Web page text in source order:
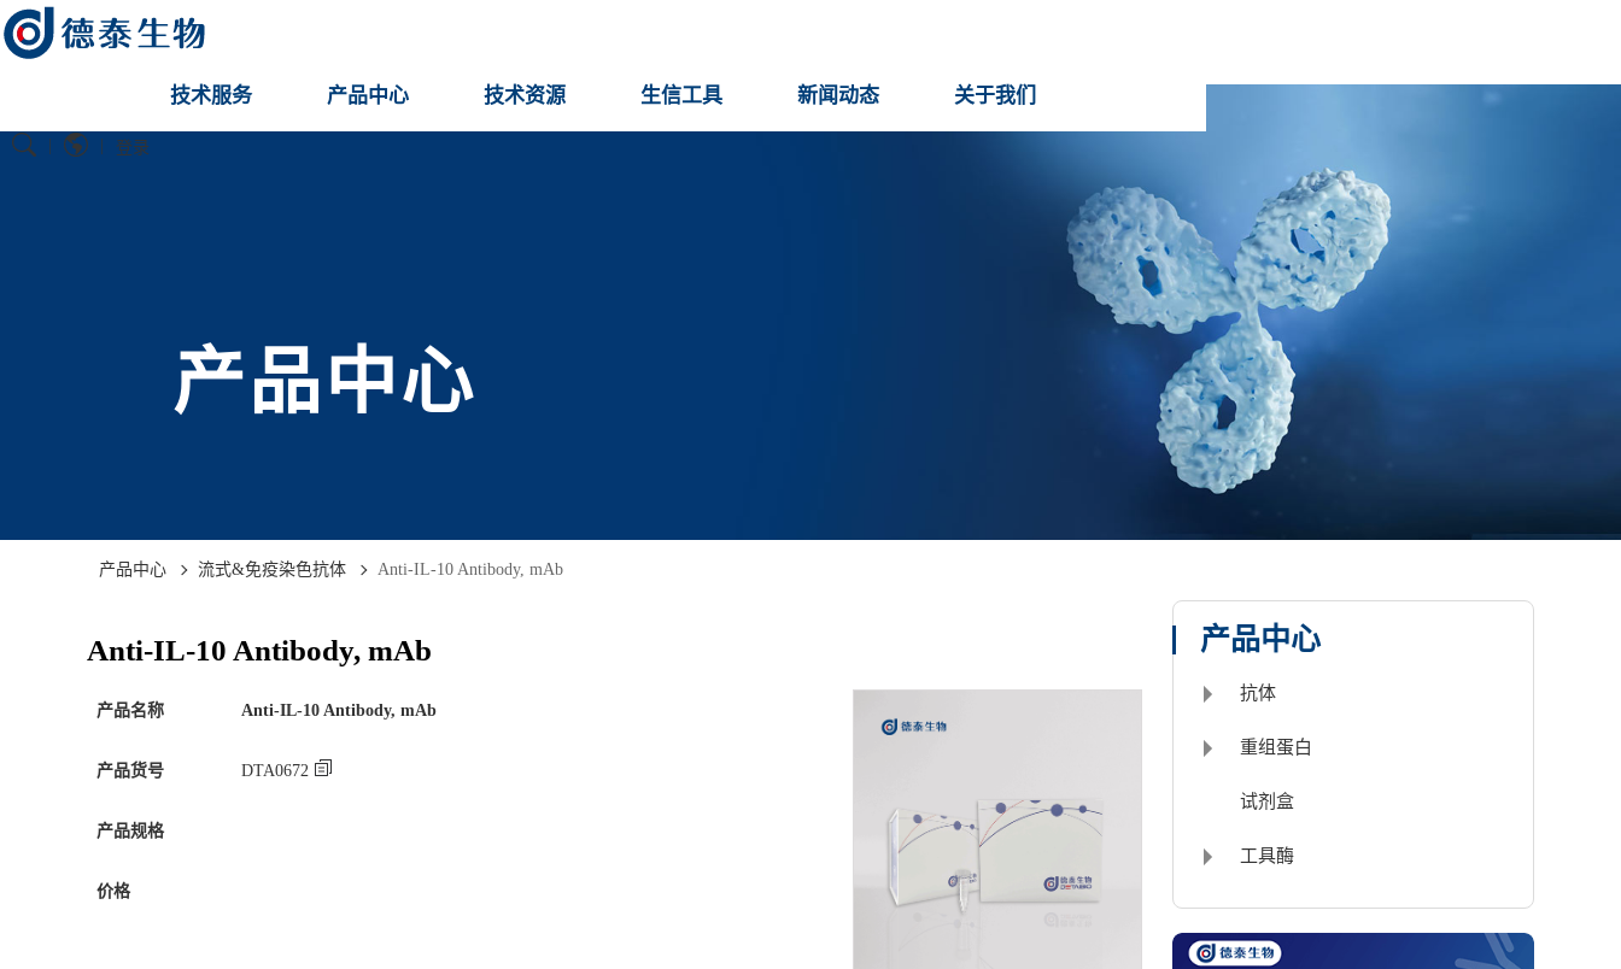
技术服务 产品中心 技术资源 生信工具 新闻动态 关于我们
| | 登录
产品中心
产品中心 流式&免疫染色抗体 Anti-IL-10 Antibody, mAb
Anti-IL-10 Antibody, mAb
产品名称 Anti-IL-10 Antibody, mAb
产品货号 DTA0672
产品规格
价格
产品中心
抗体
重组蛋白
试剂盒
工具酶